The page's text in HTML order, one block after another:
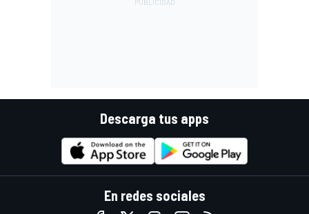
Descarga tus apps
En redes sociales